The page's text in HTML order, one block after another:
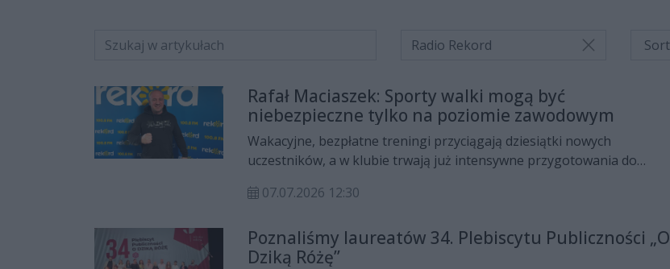
Radio Rekord
Rafał Maciaszek: Sporty walki mogą być
niebezpieczne tylko na poziomie zawodowym
Wakacyjne, bezpłatne treningi przyciągają dziesiątki nowych
uczestników, a w klubie trwają już intensywne przygotowania do
sportów walki w Kielcach i planach związanych z największym
Rekord opowiadał head coach klubu, Rafał Maciaszek.
07.07.2026 12:30
Poznaliśmy laureatów 34. Plebiscytu Publiczności „O
Dziką Różę”